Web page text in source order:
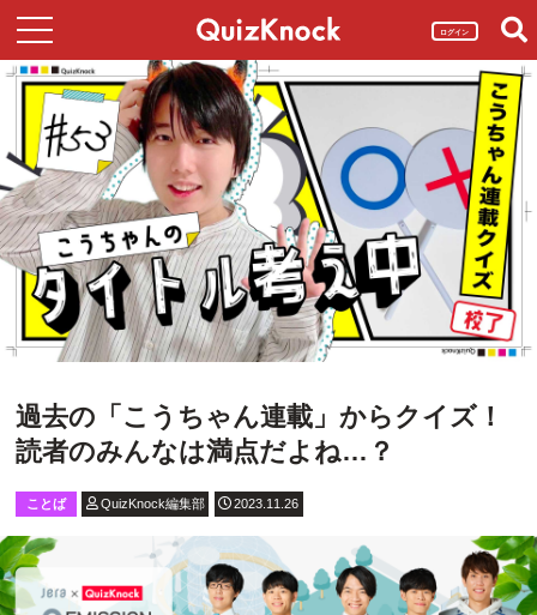
ログイン
過去の「こうちゃん連載」からクイズ！
読者のみんなは満点だよね…？
ことば QuizKnock編集部 2023.11.26